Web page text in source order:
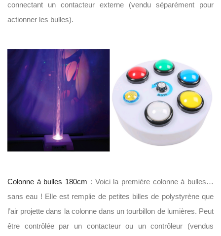
connectant un contacteur externe (vendu séparément pour
actionner les bulles).
Colonne à bulles 180cm : Voici la première colonne à bulles…
sans eau ! Elle est remplie de petites billes de polystyrène que
l’air projette dans la colonne dans un tourbillon de lumières. Peut
être contrôlée par un contacteur ou un contrôleur (vendus